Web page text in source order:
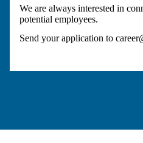
We are always interested in
potential employees.
Send your application to